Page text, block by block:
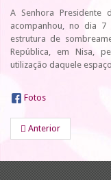
A Senhora Presidente
acompanhou, no dia
estrutura de
República, em Nisa,
utilização daquele
Fotos
Anterior